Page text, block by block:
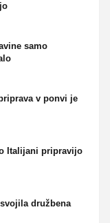
samo
v ponvi je
Italijani pripravijo
družbena